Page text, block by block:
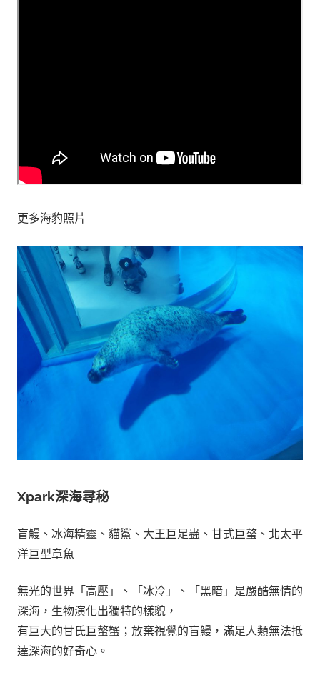
更多海豹照片
Xpark深海尋秘
盲鰻、冰海精靈、貓鯊、大王巨足蟲、甘式巨螯、北太平
洋巨型章魚
無光的世界「高壓」、「冰冷」、「黑暗」是嚴酷無情的
深海，生物演化出獨特的樣貌，
有巨大的甘氏巨螯蟹；放棄視覺的盲鰻，滿足人類無法抵
達深海的好奇心。